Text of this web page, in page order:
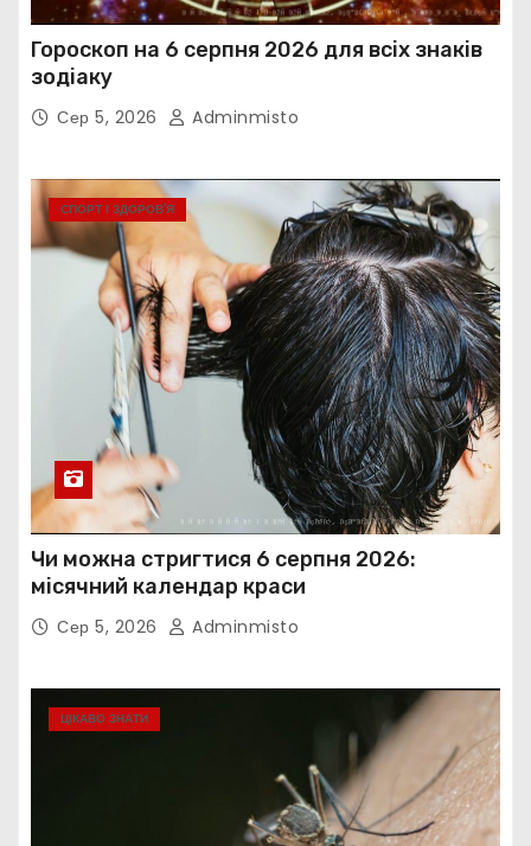
Гороскоп на 6 серпня 2026 для всіх знаків
зодіаку
Сер 5, 2026 Adminmisto
СПОРТ І ЗДОРОВ’Я
Чи можна стригтися 6 серпня 2026:
місячний календар краси
Сер 5, 2026 Adminmisto
ЦІКАВО ЗНАТИ